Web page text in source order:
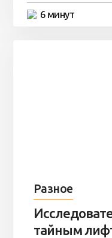
6 минут
Разное
тайным